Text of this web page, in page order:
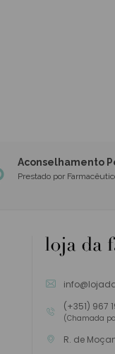
Aconselhamento
Prestado por
(+351) 967
(Chamada
R. de